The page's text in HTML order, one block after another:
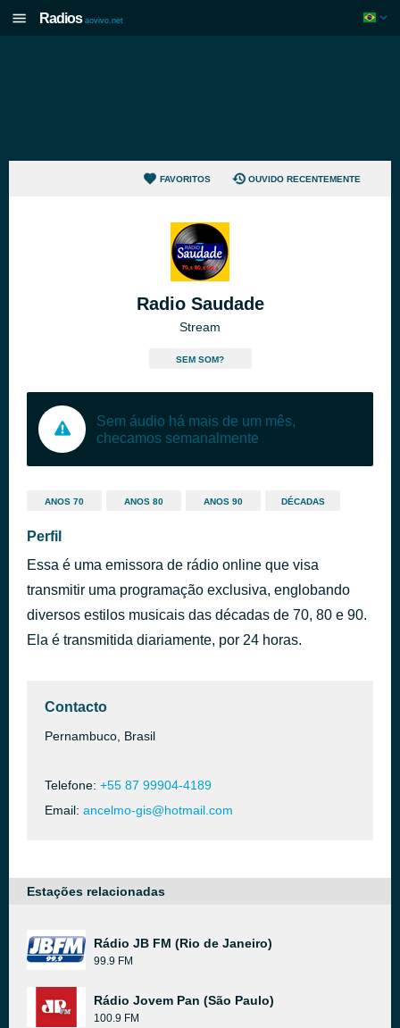
Radios aovivo.net
FAVORITOS OUVIDO RECENTEMENTE
Radio Saudade
Stream
SEM SOM?
Sem áudio há mais de um mês,
checamos semanalmente
ANOS 70 ANOS 80 ANOS 90 DÉCADAS
Perfil
Essa é uma emissora de rádio online que visa
transmitir uma programação exclusiva, englobando
diversos estilos musicais das décadas de 70, 80 e 90.
Ela é transmitida diariamente, por 24 horas.
Contacto
Pernambuco, Brasil
Telefone: +55 87 99904-4189
Email: ancelmo-gis@hotmail.com
Estações relacionadas
Rádio JB FM (Rio de Janeiro)
99.9 FM
Rádio Jovem Pan (São Paulo)
100.9 FM